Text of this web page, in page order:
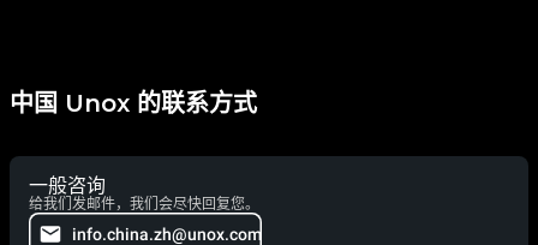
中国 Unox 的联系方式
一般咨询
给我们发邮件，我们会尽快回复您。
info.china.zh@unox.com